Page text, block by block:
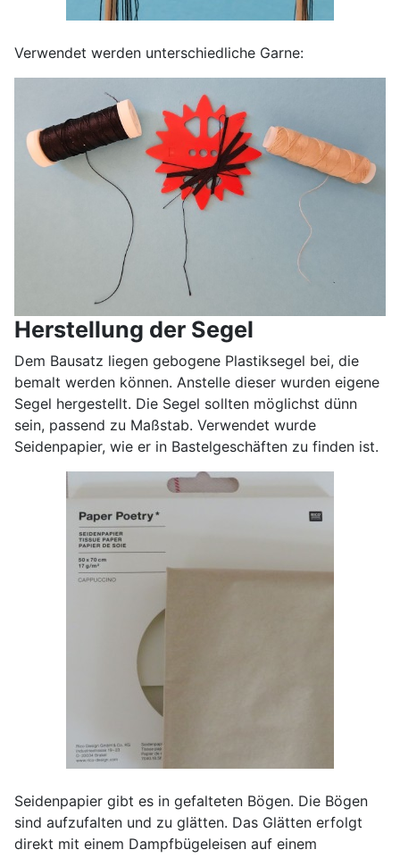
Verwendet werden unterschiedliche Garne:
Herstellung der Segel
Dem Bausatz liegen gebogene Plastiksegel bei, die
bemalt werden können. Anstelle dieser wurden eigene
Segel hergestellt. Die Segel sollten möglichst dünn
sein, passend zu Maßstab. Verwendet wurde
Seidenpapier, wie er in Bastelgeschäften zu finden ist.
Seidenpapier gibt es in gefalteten Bögen. Die Bögen
sind aufzufalten und zu glätten. Das Glätten erfolgt
direkt mit einem Dampfbügeleisen auf einem